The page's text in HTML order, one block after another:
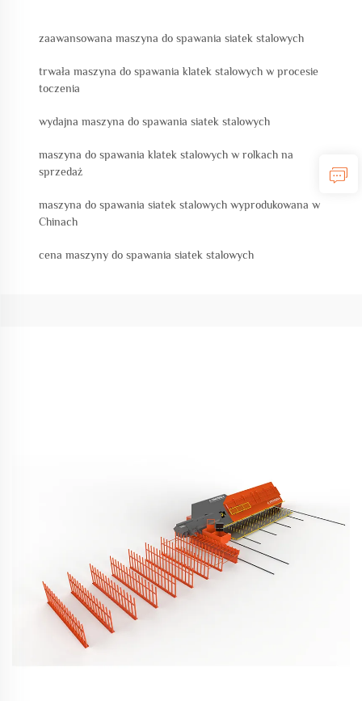
zaawansowana maszyna do spawania siatek stalowych
trwała maszyna do spawania klatek stalowych w procesie
toczenia
wydajna maszyna do spawania siatek stalowych
maszyna do spawania klatek stalowych w rolkach na
sprzedaż
maszyna do spawania siatek stalowych wyprodukowana w
Chinach
cena maszyny do spawania siatek stalowych